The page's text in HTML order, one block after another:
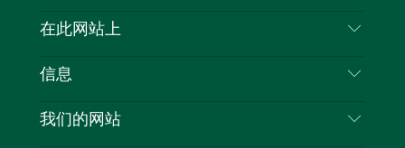
喳
联系我们
隐私
Cookie 通知
在此网站上
目的地
新南威尔士州公路旅行
信息
旅行信息
我们的网站